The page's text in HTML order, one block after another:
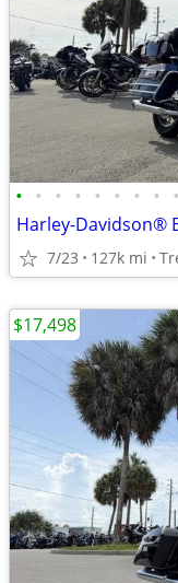
• • • • • • • • •
7/23 127k mi
$17,498